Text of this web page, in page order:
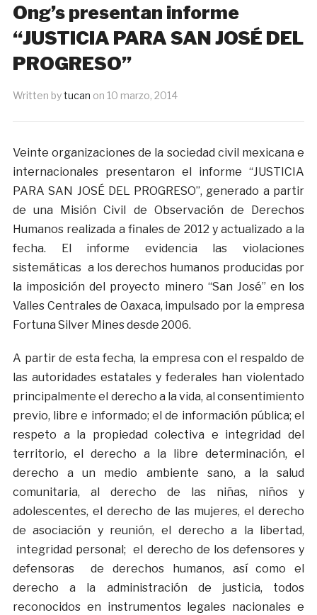
Ong’s presentan informe
“JUSTICIA PARA SAN JOSÉ DEL
PROGRESO”
Written bytucan on 10 marzo, 2014
Veinte organizaciones de la sociedad civil mexicana e
internacionales presentaron el informe “JUSTICIA
PARA SAN JOSÉ DEL PROGRESO”, generado a partir
de una Misión Civil de Observación de Derechos
Humanos realizada a finales de 2012 y actualizado a la
fecha. El informe evidencia las violaciones
sistemáticas a los derechos humanos producidas por
la imposición del proyecto minero “San José” en los
Valles Centrales de Oaxaca, impulsado por la empresa
Fortuna Silver Mines desde 2006.
A partir de esta fecha, la empresa con el respaldo de
las autoridades estatales y federales han violentado
principalmente el derecho a la vida, al consentimiento
previo, libre e informado; el de información pública; el
respeto a la propiedad colectiva e integridad del
territorio, el derecho a la libre determinación, el
derecho a un medio ambiente sano, a la salud
comunitaria, al derecho de las niñas, niños y
adolescentes, el derecho de las mujeres, el derecho
de asociación y reunión, el derecho a la libertad,
integridad personal; el derecho de los defensores y
defensoras de derechos humanos, así como el
derecho a la administración de justicia, todos
reconocidos en instrumentos legales nacionales e